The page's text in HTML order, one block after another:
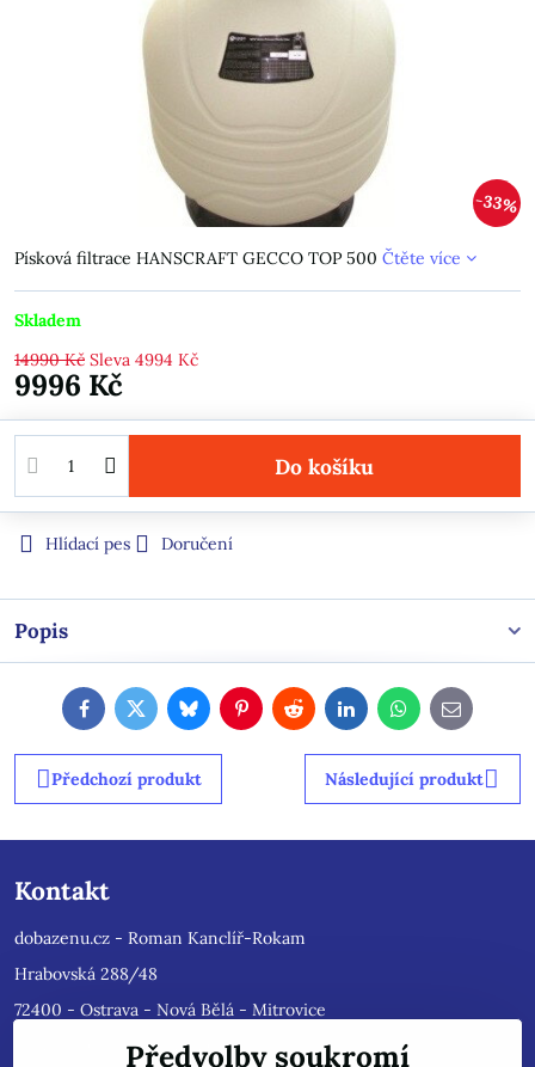
33%
Písková filtrace HANSCRAFT GECCO TOP 500 Čtěte více
Skladem
14990 Kč Sleva 4994 Kč
9996 Kč
Do košíku
Hlídací pes Doručení
Popis
FacebookTwitterBlueskyPinterestRedditLinkedInWhatsApp
E-
mail
Předchozí produkt Následující produkt
Kontakt
dobazenu.cz - Roman Kanclíř-Rokam
Hrabovská 288/48
72400 - Ostrava - Nová Bělá - Mitrovice
rokam@seznam.cz
Předvolby soukromí